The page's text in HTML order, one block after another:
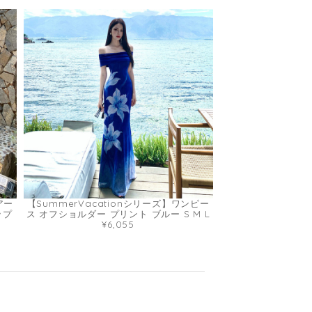
ー
プ
【SummerVacationシリーズ】ワンピー
ス オフショルダー プリント ブルー S M L
¥6,055